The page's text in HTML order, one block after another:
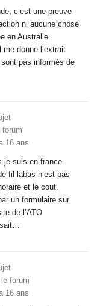
c’est une preuve
ni aucune chose
en Australie
donne l’extrait
pas informés de
forum
16 ans
je suis en france
fil labas n’est pas
et le cout.
un formulaire sur
de l’ATO
sait…
forum
16 ans